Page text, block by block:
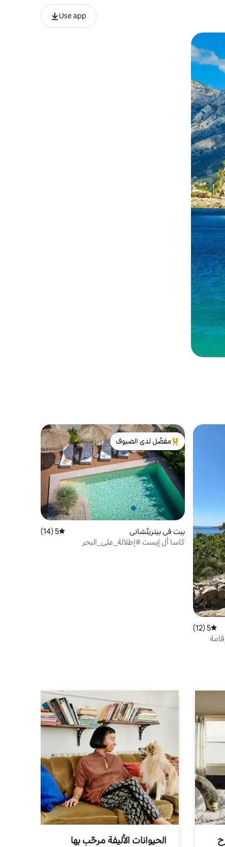
Use app
متوسط التقييم 5 من 5، 12 مراجعات
5 (12)
من أبرز البيوت المفضّلة لدى الضيوف
مفضّل لدى الضيوف
بيت في بيتريتْشاني متوسط التقييم 5 من 5، 14 مراجعات
5 (14)
كاسا أل إيست #إطلالة_على_البحر
الحيوانات الأليفة مرحّب بها